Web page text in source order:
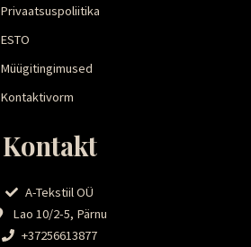
Privaatsuspoliitika
ESTO
Müügitingimused
Kontaktivorm
Kontakt
A-Tekstiil OÜ
Lao 10/2-5, Pärnu
+37256613877